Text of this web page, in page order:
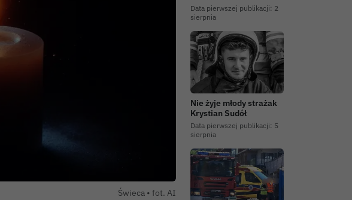
Świeca • fot. AI
Data pierwszej publikacji: 2
sierpnia
Nie żyje młody strażak
Krystian Sudół
Data pierwszej publikacji: 5
sierpnia